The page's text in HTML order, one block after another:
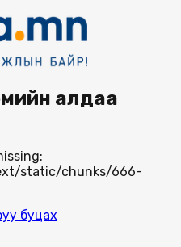
алдаа
static/chunks/666-
буцах